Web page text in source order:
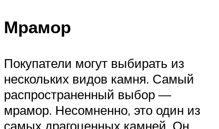
Мрамор
Покупатели могут выбирать из
нескольких видов камня. Самый
распространенный выбор —
мрамор. Несомненно, это один из
самых драгоценных камней. Он